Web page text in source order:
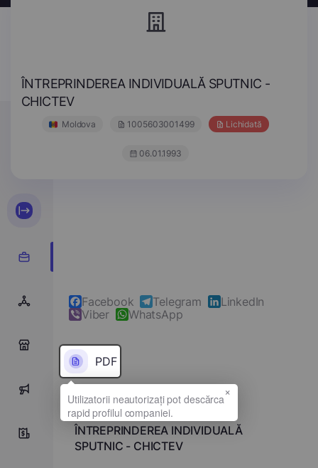
ÎNTREPRINDEREA INDIVIDUALĂ SPUTNIC -
CHICTEV
Moldova 1005603001499 Lichidată
06.01.1993
0
Facebook Telegram
LinkedIn
Viber
WhatsApp
PDF
Denumirea completă
ÎNTREPRINDEREA INDIVIDUALĂ
SPUTNIC - CHICTEV
×